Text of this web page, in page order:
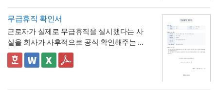
안내, 기업의 신입사원 온보딩 자료, 동아리·
학회의 오리엔테이션 자료, 교육기관의 커리
큘럼 소개 등 실무에 필요한 내용을 효과적으
로 정리할 수 있으며, 대학교·기업 인사팀·교
육기관·동아리 및 학회 등 다양한 분야에서 활
* 해당 템플릿에 사용된 폰트는 [ Pretendard
] 입니다.
폰트가 없을 경우 기본 폰트로 보입니다.
* 폰트는 따로 제공되지 않으므로 다운로드
및 변경하여 사용하시기 바랍니다.
며칠에 해당하는지"를 신청서 자체에서 바로
계산·검증 가능
- 사용시간을 "14:00~16:00(총 2시간)"처럼
시작·종료 시각과 총 시간을 함께 기재하도록
해, 반차보다 세분화된 시간 단위로 병원 진
료, 관공서 방문 등 짧은 용무에 유연하게 대
응
- "회사의 소정근로시간에 따라 차감기준은
달라질 수 있음"이라는 단서를 명시해, 하루 8
시간 근무가 아닌 사업장에서도 환산 기준을
조정해 적용할 수 있음을 안내
- 업무 특이사항란을 별도로 두어, 시간단위
연차 사용으로 인해 발생할 수 있는 업무 공백
무급휴직 확인서
근로자가 실제로 무급휴직을 실시했다는 사
실을 회사가 사후적으로 공식 확인해주는 증
명서입니다. 휴직원(신청서)이 사전 승인 절차
를 위한 문서라면, 이 확인서는 이미 실시된
📣 이 서식의 구성 특징